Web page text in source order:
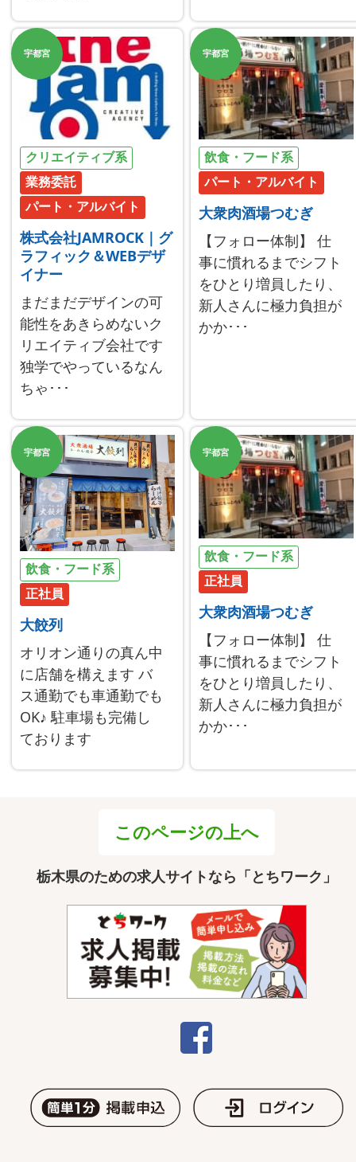
宇都宮
クリエイティブ系
業務委託
パート・アルバイト
株式会社JAMROCK｜グ
ラフィック＆WEBデザ
イナー
まだまだデザインの可
能性をあきらめないク
リエイティブ会社です
独学でやっているなん
ちゃ･･･
宇都宮
飲食・フード系
パート・アルバイト
大衆肉酒場つむぎ
【フォロー体制】 仕
事に慣れるまでシフト
をひとり増員したり、
新人さんに極力負担が
かか･･･
宇都宮
飲食・フード系
正社員
大餃列
オリオン通りの真ん中
に店舗を構えます バ
ス通勤でも車通勤でも
OK♪ 駐車場も完備し
ております
宇都宮
飲食・フード系
正社員
大衆肉酒場つむぎ
【フォロー体制】 仕
事に慣れるまでシフト
をひとり増員したり、
新人さんに極力負担が
かか･･･
このページの上へ
栃木県のための求人サイトなら「とちワーク」